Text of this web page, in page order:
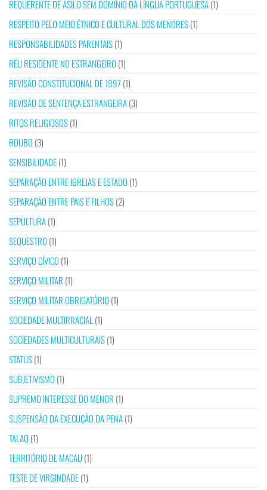
REQUERENTE DE ASILO SEM DOMÍNIO DA LÍNGUA PORTUGUESA(1)
RESPEITO PELO MEIO ÉTNICO E CULTURAL DOS MENORES(1)
RESPONSABILIDADES PARENTAIS(1)
RÉU RESIDENTE NO ESTRANGEIRO (1)
REVISÃO CONSTITUCIONAL DE 1997 (1)
REVISÃO DE SENTENÇA ESTRANGEIRA(3)
RITOS RELIGIOSOS(1)
ROUBO (3)
SENSIBILIDADE(1)
SEPARAÇÃO ENTRE IGREJAS E ESTADO (1)
SEPARAÇÃO ENTRE PAIS E FILHOS(2)
SEPULTURA(1)
SEQUESTRO (1)
SERVIÇO CÍVICO (1)
SERVIÇO MILITAR (1)
SERVIÇO MILITAR OBRIGATÓRIO (1)
SOCIEDADE MULTIRRACIAL (1)
SOCIEDADES MULTICULTURAIS(1)
STATUS(1)
SUBJETIVISMO (1)
SUPREMO INTERESSE DO MENOR (1)
SUSPENSÃO DA EXECUÇÃO DA PENA(1)
TALAQ(1)
TERRITÓRIO DE MACAU(1)
TESTE DE VIRGINDADE(1)